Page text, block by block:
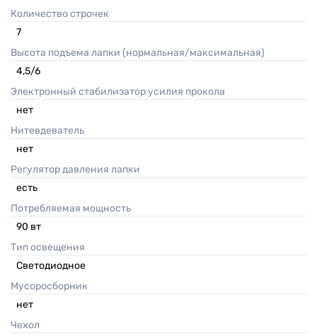
Количество строчек
7
Высота подъема лапки (нормальная/максимальная)
4,5/6
Электронный стабилизатор усилия прокола
нет
Нитевдеватель
нет
Регулятор давления лапки
есть
Потребляемая мощность
90 вт
Тип освещения
Светодиодное
Мусоросборник
нет
Чехол